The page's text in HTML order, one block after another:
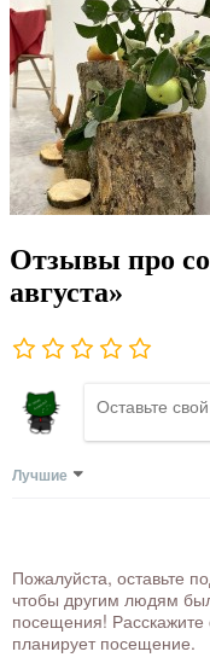
Отзывы про
августа»
Лучшие
Пожалуйста, оставьте
чтобы другим людям
посещения! Расскажите
планирует посещение.